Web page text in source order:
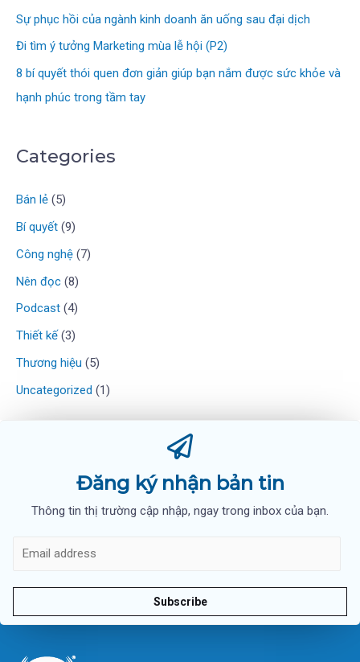
Sự phục hồi của ngành kinh doanh ăn uống sau đại dịch
Đi tìm ý tưởng Marketing mùa lễ hội (P2)
8 bí quyết thói quen đơn giản giúp bạn nắm được sức khỏe và
hạnh phúc trong tầm tay
Categories
Bán lẻ (5)
Bí quyết (9)
Công nghệ (7)
Nên đọc (8)
Podcast (4)
Thiết kế(3)
Thương hiệu (5)
Uncategorized (1)
Đăng ký nhận bản tin
Thông tin thị trường cập nhập, ngay trong inbox của bạn.
Subscribe